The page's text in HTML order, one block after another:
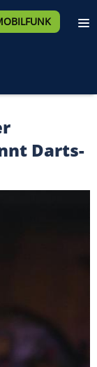
Darts-